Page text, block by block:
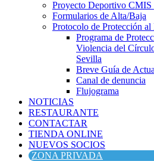
Proyecto Deportivo CMIS
Formularios de Alta/Baja
Protocolo de Protección al
Programa de
Violencia del
Sevilla
Breve Guía de
Canal de denuncia
Flujograma
NOTICIAS
RESTAURANTE
CONTACTAR
TIENDA ONLINE
NUEVOS SOCIOS
ZONA PRIVADA